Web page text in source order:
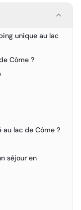
unique au lac
Côme ?
au lac de Côme ?
séjour en